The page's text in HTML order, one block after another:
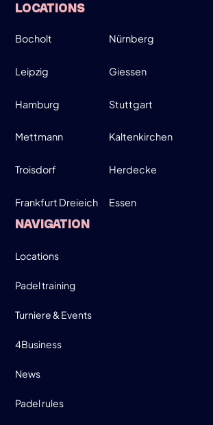
WEDNESDAY
26
MARCH
MOVE UP, MOVE DOWN - MEN
19:00-21:30
SIGN UP
LOCATIONS
Bocholt Nürnberg
Leipzig Giessen
Hamburg Stuttgart
Mettmann Kaltenkirchen
Troisdorf Herdecke
Frankfurt Dreieich Essen
NAVIGATION
Locations
Padel training
Turniere & Events
4Business
News
Padel rules